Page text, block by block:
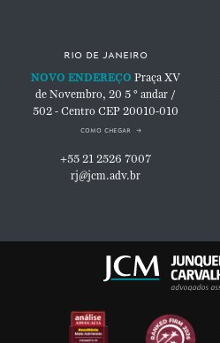
rio de janeiro
NOVO ENDEREÇO Praça XV
de Novembro, 20 5 ° andar /
502 - Centro CEP 20010-010
como chegar
+55 21 2526 7007
rj@jcm.adv.br